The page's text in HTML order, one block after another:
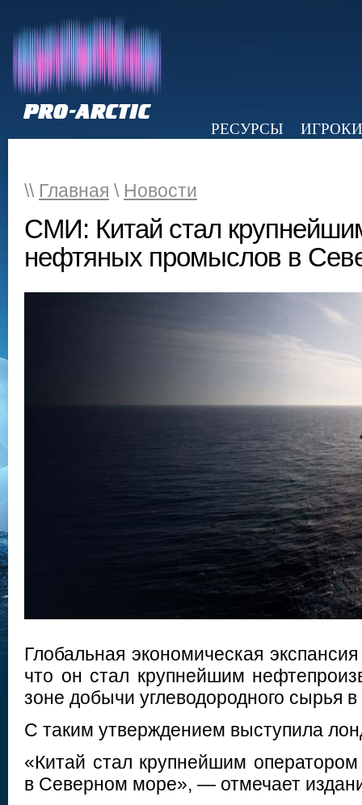
РЕСУРСЫ
ИГРОКИ
\\ Главная \ Новости
СМИ: Китай стал
нефтяных промыслов в
Глобальная экономическая
что он стал крупнейшим
зоне добычи углеводородного сырья
С таким утверждением выступила
«Китай стал крупнейшим
в Северном море», — отмечает